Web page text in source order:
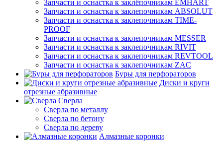
Запчасти и оснастка к заклёпочникам EMHART
Запчасти и оснастка к заклепочникам ABSOLUT
Запчасти и оснастка к заклепочникам TIME-
PROOF
Запчасти и оснастка к заклепочникам MESSER
Запчасти и оснастка к заклепочникам RIVIT
Запчасти и оснастка к заклепочникам REVTOOL
Запчасти и оснастка к заклепочникам ZAC
Буры для перфораторов
Диски и круги
отрезные абразивные
Сверла
Сверла по металлу
Сверла по бетону
Сверла по дереву
Алмазные коронки